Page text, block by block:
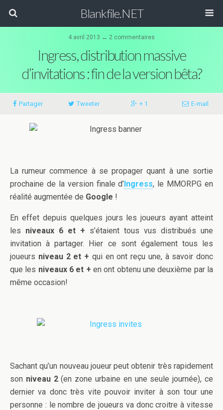
Blankfile.NET
4 avril 2013 ↔ 2 commentaires
Ingress, distribution massive
d’invitations : fin de la version bêta?
Partager Tweeter + 1 E-mail
La rumeur commence à se propager quant à une sortie
prochaine de la version finale d’Ingress, le MMORPG en
réalité augmentée de Google !
En effet depuis quelques jours les joueurs ayant atteint
les niveaux 6 et + s’étaient tous vus distribués une
invitation à partager. Hier ce sont également tous les
joueurs niveau 2 et + qui en ont reçu une, à savoir donc
que les niveaux 6 et + en ont obtenu une deuxième par la
même occasion!
Sachant qu’un nouveau joueur peut obtenir très rapidement
son niveau 2(en zone urbaine en une seule journée), ce
dernier va donc très vite pouvoir inviter à son tour une
personne : le nombre de joueurs va donc croitre à vitesse